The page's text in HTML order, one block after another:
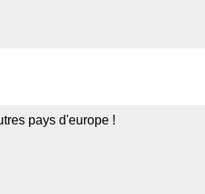
pays d'europe !